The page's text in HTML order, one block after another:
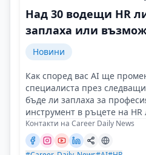
Над 30 водещи HR
заплаха или
Новини
Как според вас AI ще
специалиста през
бъде ли заплаха за
инструмент в ръцете на HR
Контакти на Career Daily News